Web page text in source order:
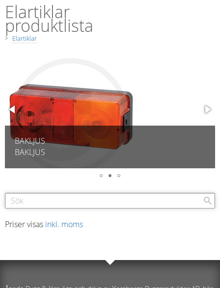
Elartiklar
produktlista
Elartiklar
KABELSKOSATS
KABELSKOSATS
Priser visas inkl. moms